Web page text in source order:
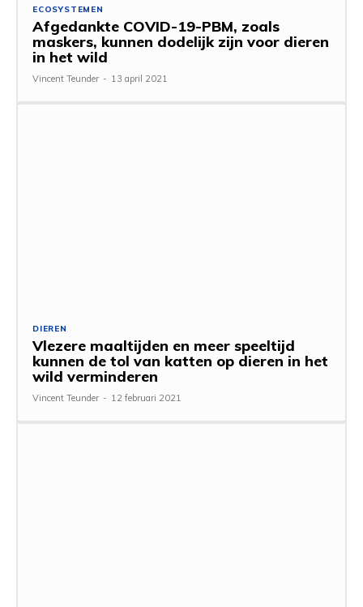
ECOSYSTEMEN
Afgedankte COVID-19-PBM, zoals
maskers, kunnen dodelijk zijn voor dieren
in het wild
Vincent Teunder - 13 april 2021
DIEREN
Vlezere maaltijden en meer speeltijd
kunnen de tol van katten op dieren in het
wild verminderen
Vincent Teunder - 12 februari 2021